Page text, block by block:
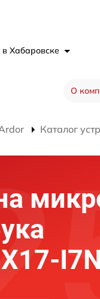
в Хабаровске
О
Каталог